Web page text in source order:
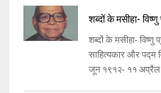
शब्दों के मसीहा-
शब्दों के मसीहा- विष्णु
साहित्यकार और पद्म
जून १९१२- ११ अप्रैल